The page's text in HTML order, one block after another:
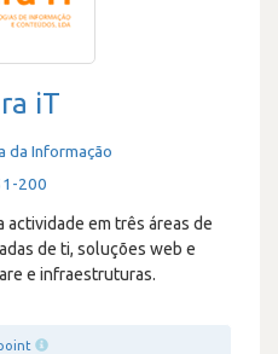
iT
da Informação
200
actividade em três áreas de
de ti, soluções web e
e infraestruturas.